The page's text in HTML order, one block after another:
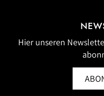
Hier unseren